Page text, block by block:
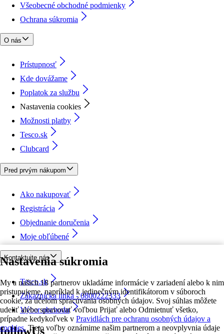
Nastavenia súkromia
My a našich 18 partnerov ukladáme informácie v zariadení alebo k nim
pristupujeme, napríklad k jedinečným identifikátorom v súboroch
cookie, za účelom spracúvania osobných údajov. Svoj súhlas môžete
udeliť alebo spravovať voľbou Prijať alebo Odmietnuť všetko,
prípadne kedykoľvek v Pravidlách pre ochranu osobných údajov a
cookies. Tieto voľby oznámime našim partnerom a neovplyvnia údaje
Všeobecné obchodné podmienky
Ochrana súkromia
O nás
Prístupnosť
Kde dovážame
Poplatok za službu
Nastavenia cookies
Možnosti platby
Tesco.sk
Clubcard
Pred prvým nákupom
Ako nakupovať
Registrácia
Objednanie doručenia
Moje obľúbené
Kontaktujte nás
Tesco.sk
Zákaznícka linka - 0800222333
Výber obchodu
followUs